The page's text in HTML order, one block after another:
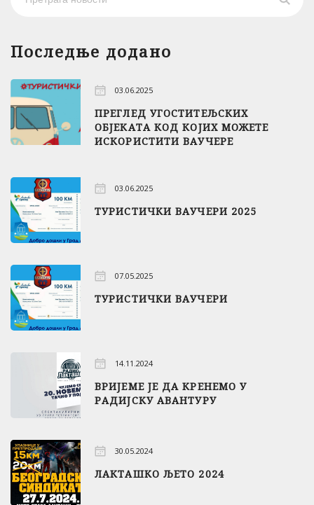
Последње додано
03.06.2025
ПРЕГЛЕД УГОСТИТЕЉСКИХ
ОБЈЕКАТА КОД КОЈИХ МОЖЕТЕ
ИСКОРИСТИТИ ВАУЧЕРЕ
03.06.2025
ТУРИСТИЧКИ ВАУЧЕРИ 2025
07.05.2025
ТУРИСТИЧКИ ВАУЧЕРИ
14.11.2024
ВРИЈЕМЕ ЈЕ ДА КРЕНЕМО У
РАДИЈСКУ АВАНТУРУ
30.05.2024
ЛАКТАШКО ЉЕТО 2024